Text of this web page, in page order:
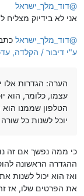
@דוד_מלך_ישראל
אני לא בידיוק
@דוד_מלך_ישראל
ע"י דיבור / הקלדה,
הערה: הגדרות אלו
עצמו, כלומר, הוא
הטלפון שממנו
יוכל לשנות כל
כי ממה נפשך אם זה
ההגדרה הראשונה
ואז הוא יכול לשנות
את הפרטים שלו, אז